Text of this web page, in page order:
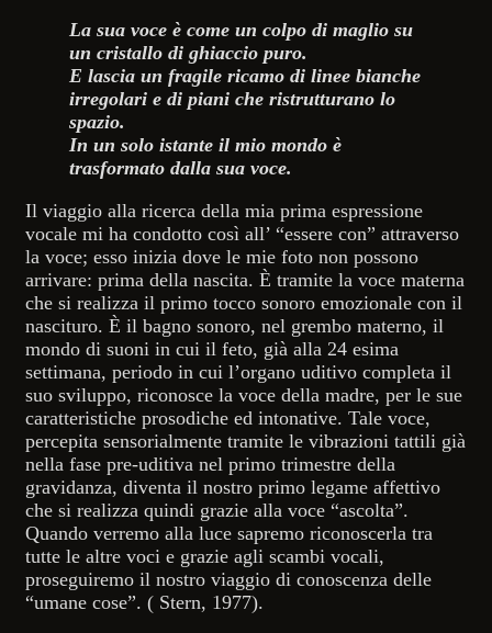
La sua voce è come un colpo di maglio su
un cristallo di ghiaccio puro.
E lascia un fragile ricamo di linee bianche
irregolari e di piani che ristrutturano lo
spazio.
In un solo istante il mio mondo è
trasformato dalla sua voce.
Il viaggio alla ricerca della mia prima espressione
vocale mi ha condotto così all’ “essere con” attraverso
la voce; esso inizia dove le mie foto non possono
arrivare: prima della nascita. È tramite la voce materna
che si realizza il primo tocco sonoro emozionale con il
nascituro. È il bagno sonoro, nel grembo materno, il
mondo di suoni in cui il feto, già alla 24 esima
settimana, periodo in cui l’organo uditivo completa il
suo sviluppo, riconosce la voce della madre, per le sue
caratteristiche prosodiche ed intonative. Tale voce,
percepita sensorialmente tramite le vibrazioni tattili già
nella fase pre-uditiva nel primo trimestre della
gravidanza, diventa il nostro primo legame affettivo
che si realizza quindi grazie alla voce “ascolta”.
Quando verremo alla luce sapremo riconoscerla tra
tutte le altre voci e grazie agli scambi vocali,
proseguiremo il nostro viaggio di conoscenza delle
“umane cose”. ( Stern, 1977).